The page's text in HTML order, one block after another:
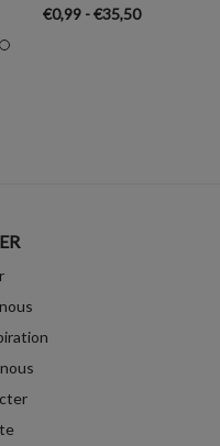
€0,99 - €35,50